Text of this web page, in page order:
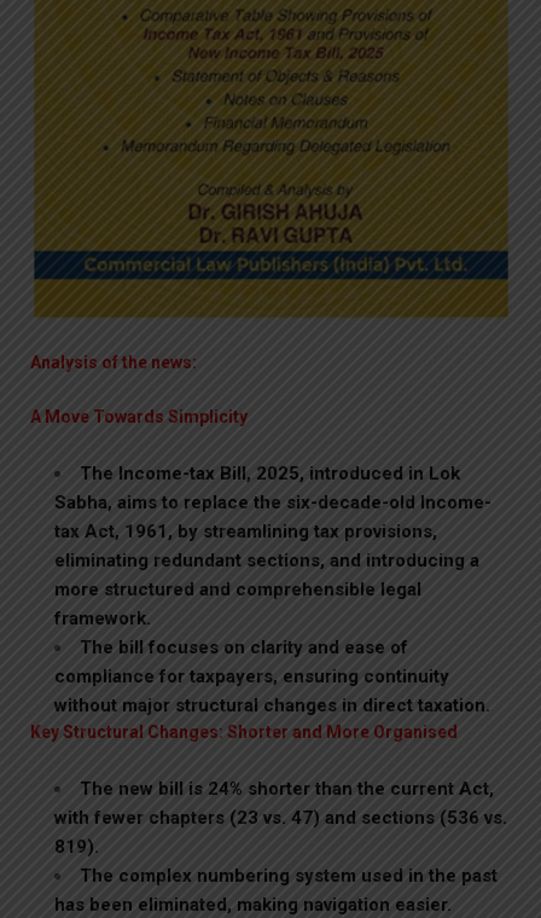
Analysis of the news:
A Move Towards Simplicity
The Income-tax Bill, 2025, introduced in Lok
Sabha, aims to replace the six-decade-old Income-
tax Act, 1961, by streamlining tax provisions,
eliminating redundant sections, and introducing a
more structured and comprehensible legal
framework.
The bill focuses on clarity and ease of
compliance for taxpayers, ensuring continuity
without major structural changes in direct taxation.
Key Structural Changes: Shorter and More Organised
The new bill is 24% shorter than the current Act,
with fewer chapters (23 vs. 47) and sections (536 vs.
819).
The complex numbering system used in the past
has been eliminated, making navigation easier.